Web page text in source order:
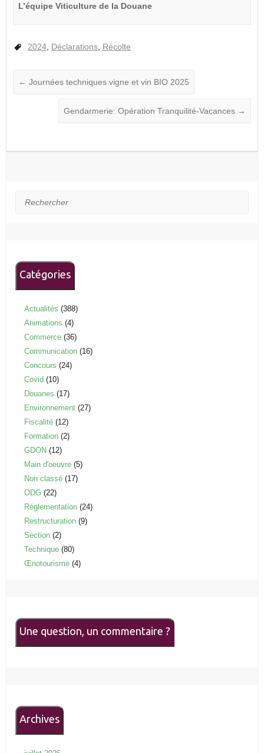
L’équipe Viticulture de la Douane
2024, Déclarations, Récolte
← Journées techniques vigne et vin BIO 2025
Gendarmerie: Opération Tranquilité-Vacances →
Rechercher
Catégories
Actualités (388)
Animations (4)
Commerce (36)
Communication (16)
Concours (24)
Covid (10)
Douanes (17)
Environnement (27)
Fiscalité (12)
Formation (2)
GDON (12)
Main d'oeuvre (5)
Non classé (17)
ODG (22)
Réglementation (24)
Restructuration (9)
Section (2)
Technique (80)
Œnotourisme (4)
Une question, un commentaire ?
Archives